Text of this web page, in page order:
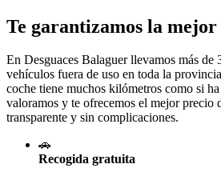
Te garantizamos la mejor
En Desguaces Balaguerllevamos más de
vehículos fuera de uso en toda la
coche tiene muchos kilómetros como si
valoramos y te ofrecemos el mejor precio
transparente y sin complicaciones.
🚗
Recogida gratuita